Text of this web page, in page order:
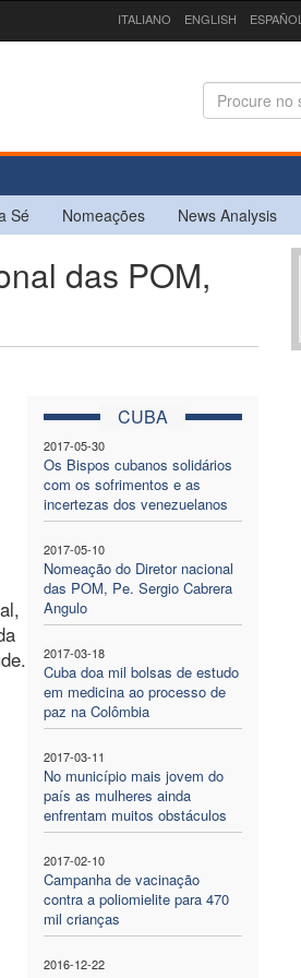
ITALIANO ENGLISH ESPAÑOL
Sé Nomeações News Analysis
das POM,
CUBA
2017-05-30
Os Bispos cubanos solidários
com os sofrimentos e as
incertezas dos venezuelanos
2017-05-10
Nomeação do Diretor nacional
das POM, Pe. Sergio Cabrera
Angulo
2017-03-18
Cuba doa mil bolsas de estudo
em medicina ao processo de
paz na Colômbia
2017-03-11
No município mais jovem do
país as mulheres ainda
enfrentam muitos obstáculos
2017-02-10
Campanha de vacinação
contra a poliomielite para 470
mil crianças
2016-12-22